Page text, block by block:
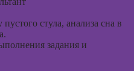
стула, анализа сна в
задания и